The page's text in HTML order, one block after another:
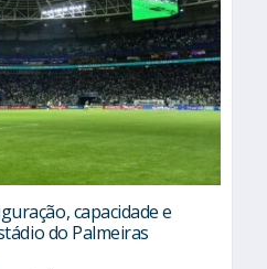
capacidade e
do Palmeiras